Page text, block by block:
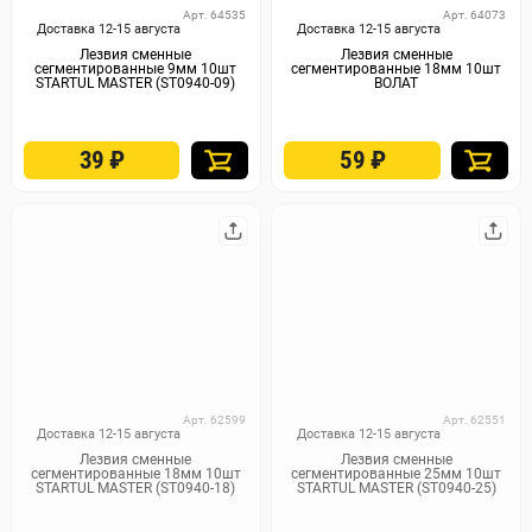
Доставка 12-15 августа
Арт. 64535
Лезвия сменные
сегментированные 9мм 10шт
STARTUL MASTER (ST0940-09)
39₽
Доставка 12-15 августа
Арт. 64073
Лезвия сменные
сегментированные 18мм 10шт
ВОЛАТ
59 ₽
Доставка 12-15 августа
Арт. 62599
Лезвия сменные
сегментированные 18мм 10шт
STARTUL MASTER (ST0940-18)
Доставка 12-15 августа
Арт. 62551
Лезвия сменные
сегментированные 25мм 10шт
STARTUL MASTER (ST0940-25)